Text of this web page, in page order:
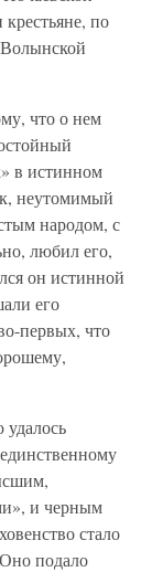
по
что о нем
в истинном
неутомимый
народом, с
любил его,
он истинной
его
первых, что
и черным
стало
подало